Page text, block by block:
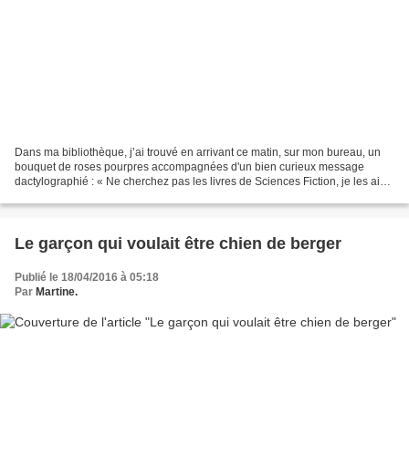
Dans ma bibliothèque, j’ai trouvé en arrivant ce matin, sur mon bureau, un
bouquet de roses pourpres accompagnées d'un bien curieux message
dactylographié : « Ne cherchez pas les livres de Sciences Fiction, je les ai
Le garçon qui voulait être chien de berger
Publié le 18/04/2016 à 05:18
Par Martine.